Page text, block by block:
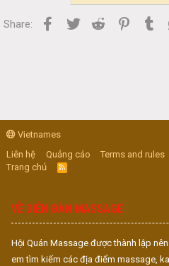
Share: Facebook
Twitter Reddit
Vietnames
Liên hệ
Quảng cáo Terms and rules
Trang chủ
R
S
VỀ DIỄN ĐÀN MASSAGE
Hội Quán Massage được thành lập
em tìm kiếm các địa điểm massage,